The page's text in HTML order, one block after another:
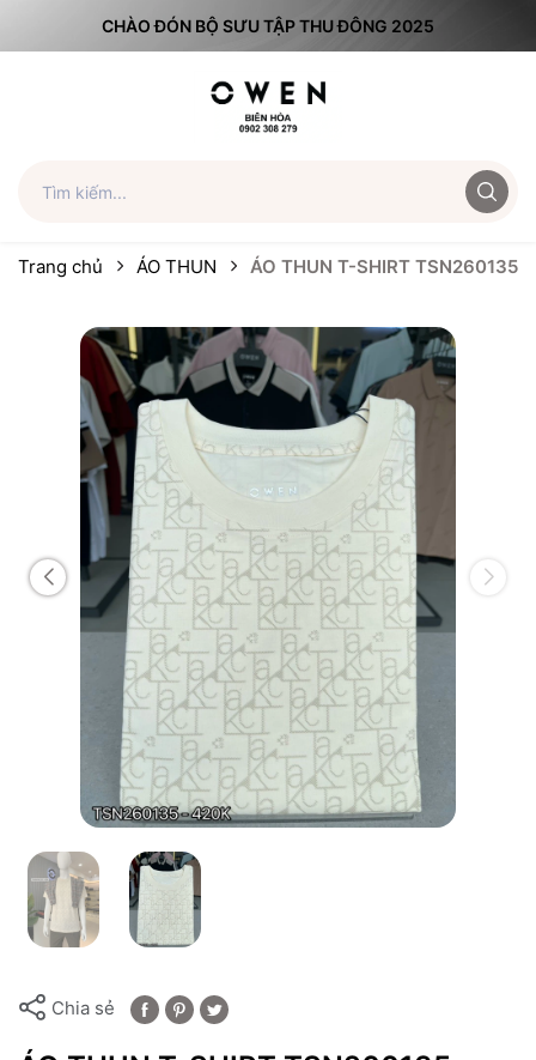
CHÀO ĐÓN BỘ SƯU TẬP THU ĐÔNG 2025
Trang chủ ÁO THUN ÁO THUN T-SHIRT TSN260135
Chia sẻ